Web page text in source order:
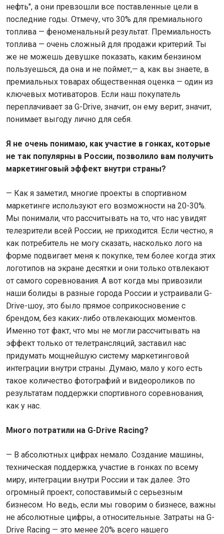
нефть", а они превзошли все поставленные цели в
последние годы. Отмечу, что 30% для премиального
топлива — феноменальный результат. Премиальность
топлива — очень сложный для продажи критерий. Ты
же не можешь девушке показать, каким бензином
пользуешься, да она и не поймет,— а, как вы знаете, в
премиальных товарах общественная оценка — один из
ключевых мотиваторов. Если наш покупатель
переплачивает за G-Drive, значит, он ему верит, значит,
понимает выгоду лично для себя.
Я не очень понимаю, как участие в гонках, которые
не так популярны в России, позволило вам получить
маркетинговый эффект внутри страны?
— Как я заметил, многие проекты в спортивном
маркетинге используют его возможности на 20-30%.
Мы понимали, что рассчитывать на то, что нас увидят
телезрители всей России, не приходится. Если честно, я
как потребитель не могу сказать, насколько лого на
форме подвигает меня к покупке, тем более когда этих
логотипов на экране десятки и они только отвлекают
от самого соревнования. А вот когда мы привозили
наши болиды в разные города России и устраивали G-
Drive-шоу, это было прямое соприкосновение с
брендом, без каких-либо отвлекающих моментов.
Именно тот факт, что мы не могли рассчитывать на
эффект только от телетрансляций, заставил нас
придумать мощнейшую систему маркетинговой
интеграции внутри страны. Думаю, мало у кого есть
такое количество фотографий и видеороликов по
результатам поддержки спортивного соревнования,
как у нас.
Много потратили на G-Drive Racing?
— В абсолютных цифрах немало. Создание машины,
техническая поддержка, участие в гонках по всему
миру, интеграции внутри России и так далее. Это
огромный проект, сопоставимый с серьезным
бизнесом. Но ведь, если мы говорим о бизнесе, важны
не абсолютные цифры, а относительные. Затраты на G-
Drive Racing — это менее 20% всего нашего